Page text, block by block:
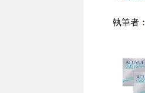
執筆者：